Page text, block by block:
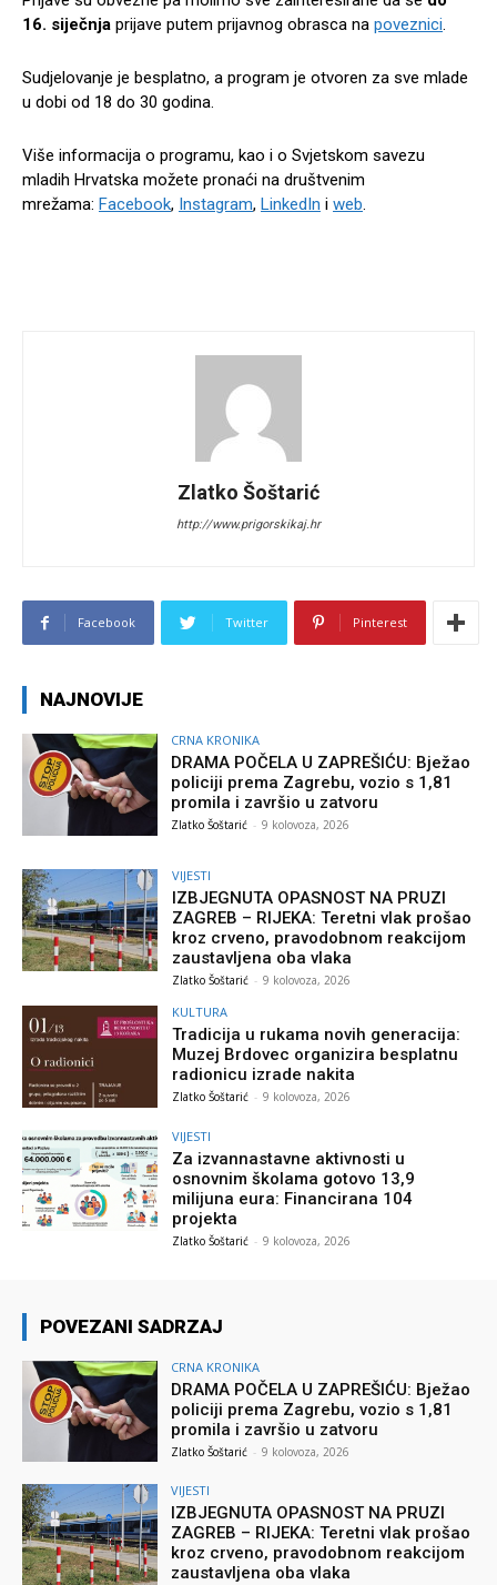
16. siječnja prijave putem prijavnog obrasca na poveznici.
Sudjelovanje je besplatno, a program je otvoren za sve mlade
u dobi od 18 do 30 godina.
Više informacija o programu, kao i o Svjetskom savezu
mladih Hrvatska možete pronaći na društvenim
mrežama: Facebook, Instagram, LinkedIn i web.
Zlatko Šoštarić
http://www.prigorskikaj.hr
Facebook Twitter Pinterest
NAJNOVIJE
CRNA KRONIKA
DRAMA POČELA U ZAPREŠIĆU: Bježao
policiji prema Zagrebu, vozio s 1,81
promila i završio u zatvoru
Zlatko Šoštarić - 9 kolovoza, 2026
VIJESTI
IZBJEGNUTA OPASNOST NA PRUZI
ZAGREB – RIJEKA: Teretni vlak prošao
kroz crveno, pravodobnom reakcijom
zaustavljena oba vlaka
Zlatko Šoštarić - 9 kolovoza, 2026
KULTURA
Tradicija u rukama novih generacija:
Muzej Brdovec organizira besplatnu
radionicu izrade nakita
Zlatko Šoštarić - 9 kolovoza, 2026
VIJESTI
Za izvannastavne aktivnosti u
osnovnim školama gotovo 13,9
milijuna eura: Financirana 104
projekta
Zlatko Šoštarić - 9 kolovoza, 2026
POVEZANI SADRZAJ
CRNA KRONIKA
DRAMA POČELA U ZAPREŠIĆU: Bježao
policiji prema Zagrebu, vozio s 1,81
promila i završio u zatvoru
Zlatko Šoštarić - 9 kolovoza, 2026
VIJESTI
IZBJEGNUTA OPASNOST NA PRUZI
ZAGREB – RIJEKA: Teretni vlak prošao
kroz crveno, pravodobnom reakcijom
zaustavljena oba vlaka